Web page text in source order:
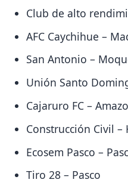
Club de alto
AFC Caychihue –
San Antonio –
Unión Santo
Cajaruro FC –
Construcción Civil –
Ecosem Pasco –
Tiro 28 – Pasco